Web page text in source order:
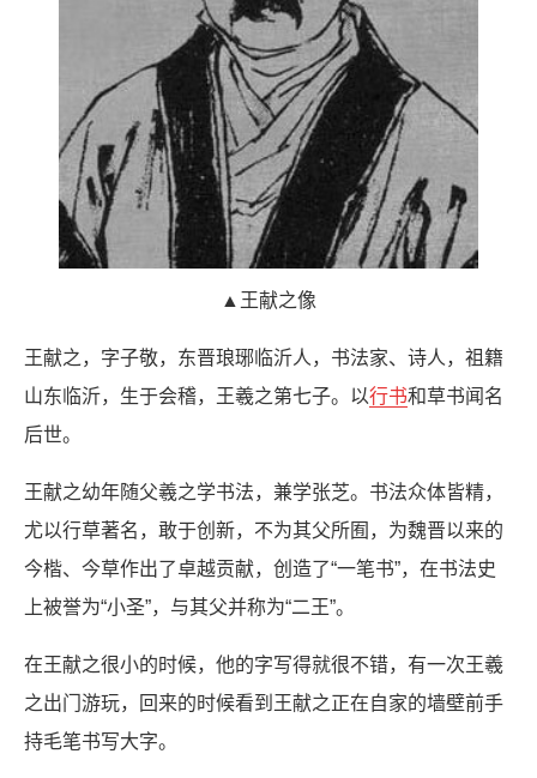
▲王献之像
王献之，字子敬，东晋琅琊临沂人，书法家、诗人，祖籍
山东临沂，生于会稽，王羲之第七子。以行书和草书闻名
后世。
王献之幼年随父羲之学书法，兼学张芝。书法众体皆精，
尤以行草著名，敢于创新，不为其父所囿，为魏晋以来的
今楷、今草作出了卓越贡献，创造了“一笔书”，在书法史
上被誉为“小圣”，与其父并称为“二王”。
在王献之很小的时候，他的字写得就很不错，有一次王羲
之出门游玩，回来的时候看到王献之正在自家的墙壁前手
持毛笔书写大字。